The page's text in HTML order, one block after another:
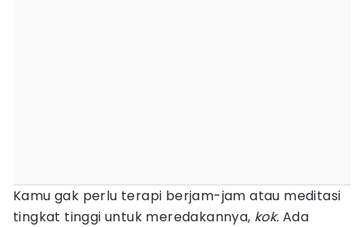
Kamu gak perlu terapi berjam-jam atau meditasi
tingkat tinggi untuk meredakannya, kok. Ada